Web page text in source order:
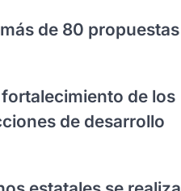
de 80 propuestas
de los
de desarrollo